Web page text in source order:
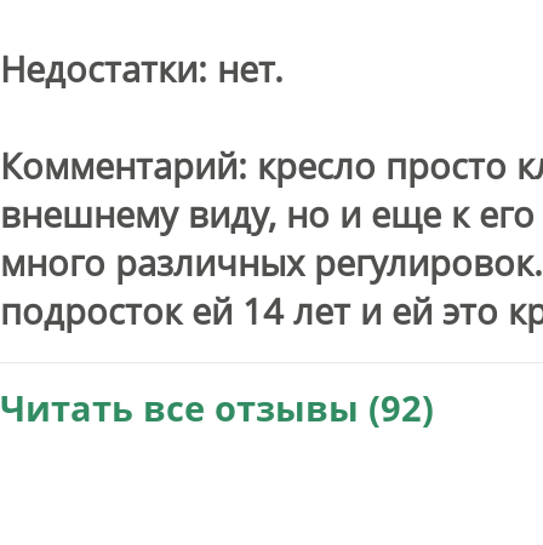
Недостатки: нет.
Комментарий: кресло просто
внешнему виду, но и еще к
много различных
подросток ей 14 лет и ей это
Читать все отзывы (92)